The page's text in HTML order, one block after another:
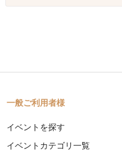
一般ご利用者様
イベントを探す
イベントカテゴリ一覧